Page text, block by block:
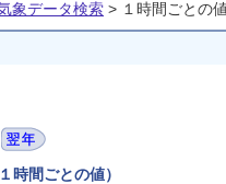
象データ検索 > １時間ごとの
間ごとの値）